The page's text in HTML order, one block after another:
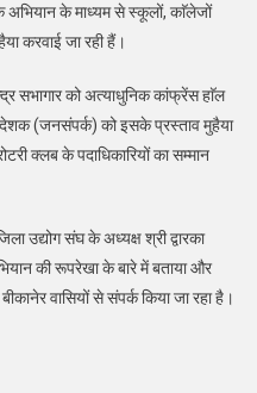
अभियान के माध्यम से स्कूलों, काॅलेजों
करवाई जा रही हैं।
सभागार को अत्याधुनिक कांफ्रेंस हाॅल
(जनसंपर्क) को इसके प्रस्ताव मुहैया
क्लब के पदाधिकारियों का सम्मान
उद्योग संघ के अध्यक्ष श्री द्वारका
की रूपरेखा के बारे में बताया और
वासियों से संपर्क किया जा रहा है।